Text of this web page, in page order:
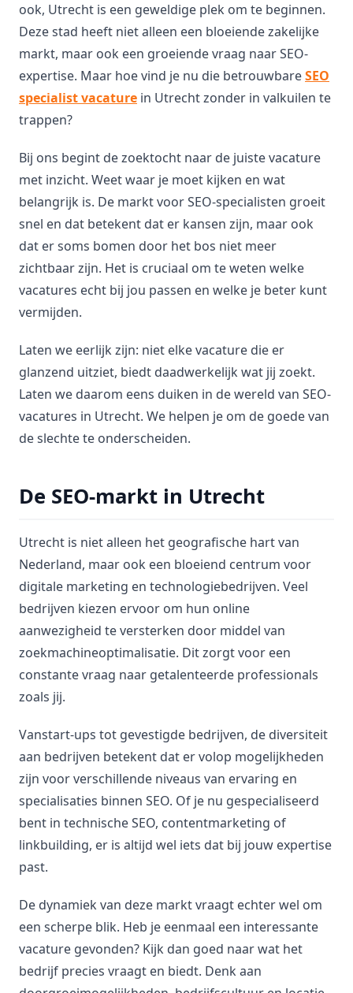
ook, Utrecht is een geweldige plek om te beginnen.
Deze stad heeft niet alleen een bloeiende zakelijke
markt, maar ook een groeiende vraag naar SEO-
expertise. Maar hoe vind je nu die betrouwbareSEO
specialist vacature in Utrecht zonder in valkuilen te
trappen?
Bij ons begint de zoektocht naar de juiste vacature
met inzicht. Weet waar je moet kijken en wat
belangrijk is. De markt voor SEO-specialisten groeit
snel en dat betekent dat er kansen zijn, maar ook
dat er soms bomen door het bos niet meer
zichtbaar zijn. Het is cruciaal om te weten welke
vacatures echt bij jou passen en welke je beter kunt
vermijden.
Laten we eerlijk zijn: niet elke vacature die er
glanzend uitziet, biedt daadwerkelijk wat jij zoekt.
Laten we daarom eens duiken in de wereld van SEO-
vacatures in Utrecht. We helpen je om de goede van
de slechte te onderscheiden.
De SEO-markt in Utrecht
Utrecht is niet alleen het geografische hart van
Nederland, maar ook een bloeiend centrum voor
digitale marketing en technologiebedrijven. Veel
bedrijven kiezen ervoor om hun online
aanwezigheid te versterken door middel van
zoekmachineoptimalisatie. Dit zorgt voor een
constante vraag naar getalenteerde professionals
zoals jij.
Vanstart-ups tot gevestigde bedrijven, de diversiteit
aan bedrijven betekent dat er volop mogelijkheden
zijn voor verschillende niveaus van ervaring en
specialisaties binnen SEO. Of je nu gespecialiseerd
bent in technische SEO, contentmarketing of
linkbuilding, er is altijd wel iets dat bij jouw expertise
past.
De dynamiek van deze markt vraagt echter wel om
een scherpe blik. Heb je eenmaal een interessante
vacature gevonden? Kijk dan goed naar wat het
bedrijf precies vraagt en biedt. Denk aan